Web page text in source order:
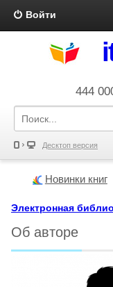
Войти
444
Десктоп версия
Новинки книг
Электронная
Об авторе